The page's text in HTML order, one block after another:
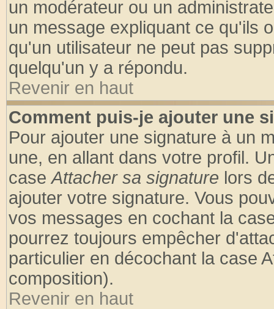
un modérateur ou un
un message expliquant ce qu'ils
qu'un utilisateur ne peut pas
quelqu'un y a répondu.
Revenir en haut
Comment puis-je ajouter une
Pour ajouter une signature à un
une, en allant dans votre profil.
caseAttacher sa signature lors
ajouter votre signature. Vous
vos messages en cochant la
pourrez toujours empêcher
particulier en décochant la case
composition).
Revenir en haut